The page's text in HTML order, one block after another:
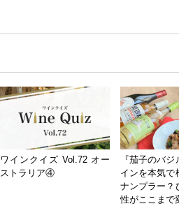
ワインクイズ Vol.72 オー
ストラリア④
『茄子のバジ
インを本気で
ナンプラー？
性がここまで